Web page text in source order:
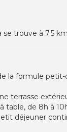
trouve à 7.5
la formule
terrasse
table, de 8h à
déjeuner